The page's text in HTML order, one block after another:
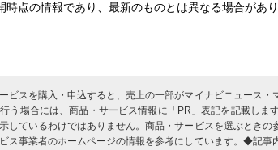
点の情報であり、最新のものとは異なる場合があ
ビスを購入・申込すると、売上の一部がマイナビニュース
う場合には、商品・サービス情報に「PR」表記を記載し
しているわけではありません。商品・サービスを選ぶとき
ス事業者のホームページの情報を参考にしています。◆記事